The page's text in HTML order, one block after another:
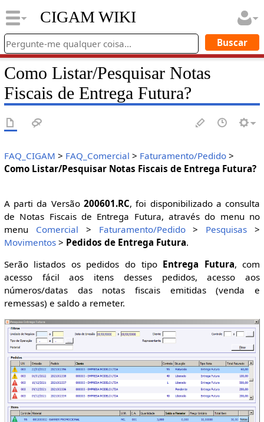
CIGAM WIKI
Como Listar/Pesquisar Notas
Fiscais de Entrega Futura?
FAQ_CIGAM > FAQ_Comercial > Faturamento/Pedido>
Como Listar/Pesquisar Notas Fiscais de Entrega Futura?
A parti da Versão 200601.RC, foi disponibilizado a consulta
de Notas Fiscais de Entrega Futura, através do menu no
menu Comercial > Faturamento/Pedido> Pesquisas >
Movimentos> Pedidos de Entrega Futura.
Serão listados os pedidos do tipo Entrega Futura, com
acesso fácil aos itens desses pedidos, acesso aos
números/datas das notas fiscais emitidas (venda e
remessas) e saldo a remeter.